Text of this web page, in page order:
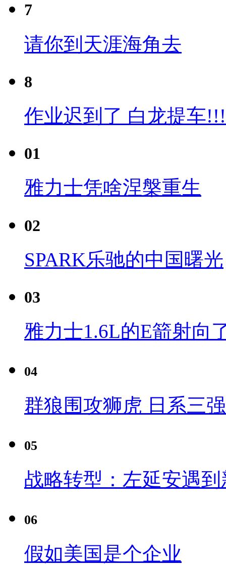
7
请你到天涯海角去
8
作业迟到了 白龙提车
01
雅力士凭啥涅槃重生
02
SPARK乐驰的中国曙光
03
雅力士1.6L的E箭射向
04
群狼围攻狮虎 日系三
05
战略转型：左延安遇
06
假如美国是个企业